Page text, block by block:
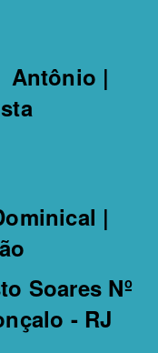
Antônio |
|
Soares Nº
- RJ